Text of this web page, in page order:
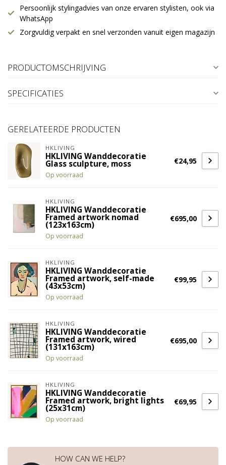
Persoonlijk stylingadvies van onze ervaren stylisten, ook via
WhatsApp
Zorgvuldig verpakt en snel verzonden vanuit eigen magazijn
PRODUCTOMSCHRIJVING
SPECIFICATIES
GERELATEERDE PRODUCTEN
HKLIVING
HKLIVING Wanddecoratie
Glass sculpture, moss
Op voorraad
€24,95
HKLIVING
HKLIVING Wanddecoratie
Framed artwork nomad
(123x163cm)
Op voorraad
€695,00
HKLIVING
HKLIVING Wanddecoratie
Framed artwork, self-made
(43x53cm)
Op voorraad
€99,95
HKLIVING
HKLIVING Wanddecoratie
Framed artwork, wired
(131x163cm)
Op voorraad
€695,00
HKLIVING
HKLIVING Wanddecoratie
Framed artwork, bright lights
(25x31cm)
Op voorraad
€69,95
HOW CAN WE HELP?